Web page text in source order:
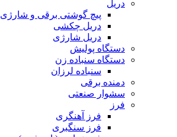
دریل
پیچ گوشتی برقی و شارژی
دریل چکشی
دریل شارژی
دستگاه پولیش
دستگاه سنباده زن
سنباده لرزان
دمنده برقی
سشوار صنعتی
فرز
فرز آهنگری
فرز سنگبری